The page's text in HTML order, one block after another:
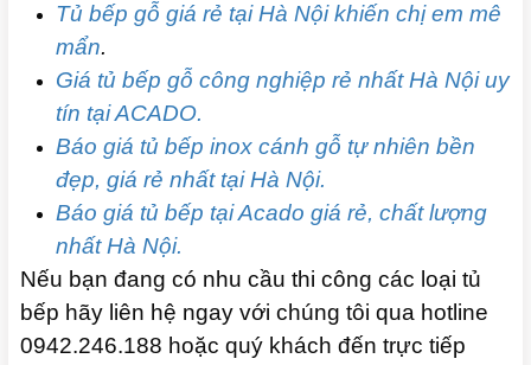
Tủ bếp gỗ giá rẻ tại Hà Nội khiến chị em mê
mẩn.
Giá tủ bếp gỗ công nghiệp rẻ nhất Hà Nội uy
tín tại ACADO.
Báo giá tủ bếp inox cánh gỗ tự nhiên bền
đẹp, giá rẻ nhất tại Hà Nội.
Báo giá tủ bếp tại Acado giá rẻ, chất lượng
nhất Hà Nội.
Nếu bạn đang có nhu cầu thi công các loại tủ
bếp hãy liên hệ ngay với chúng tôi qua hotline
0942.246.188 hoặc quý khách đến trực tiếp